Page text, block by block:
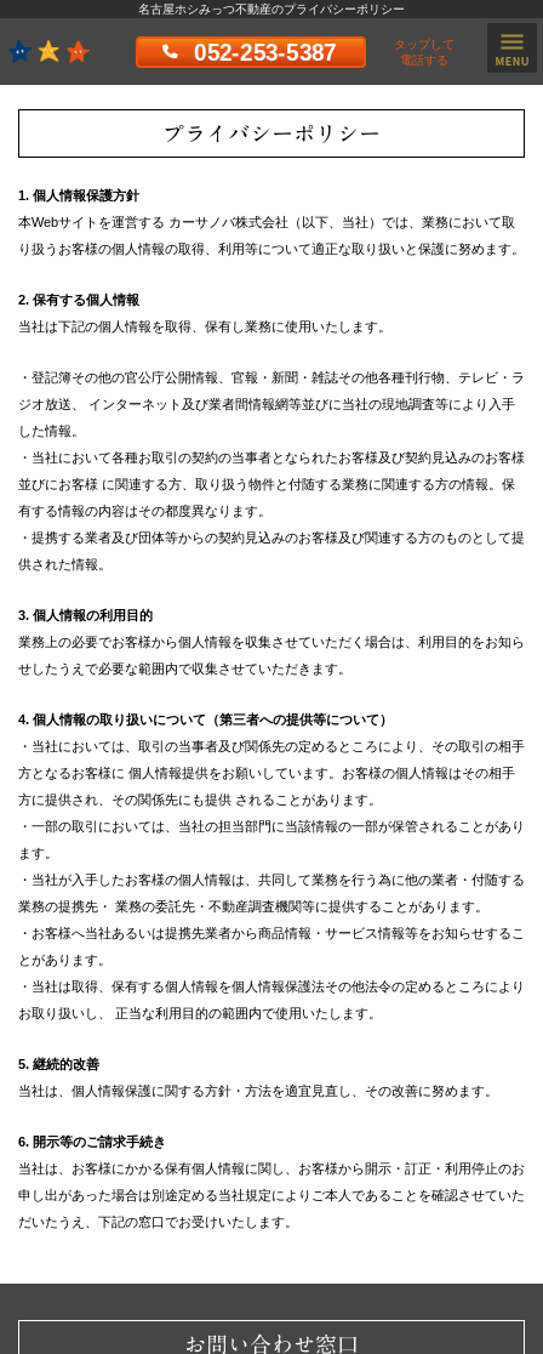
名古屋ホシみっつ不動産のプライバシーポリシー
052-253-5387
タップして
電話する
プライバシーポリシー
1. 個人情報保護方針
本Webサイトを運営する カーサノバ株式会社（以下、当社）では、業務において取
り扱うお客様の個人情報の取得、利用等について適正な取り扱いと保護に努めます。
2. 保有する個人情報
当社は下記の個人情報を取得、保有し業務に使用いたします。
・登記簿その他の官公庁公開情報、官報・新聞・雑誌その他各種刊行物、テレビ・ラ
ジオ放送、 インターネット及び業者間情報網等並びに当社の現地調査等により入手
した情報。
・当社において各種お取引の契約の当事者となられたお客様及び契約見込みのお客様
並びにお客様 に関連する方、取り扱う物件と付随する業務に関連する方の情報。保
有する情報の内容はその都度異なります。
・提携する業者及び団体等からの契約見込みのお客様及び関連する方のものとして提
供された情報。
3. 個人情報の利用目的
業務上の必要でお客様から個人情報を収集させていただく場合は、利用目的をお知ら
せしたうえで必要な範囲内で収集させていただきます。
4. 個人情報の取り扱いについて（第三者への提供等について）
・当社においては、取引の当事者及び関係先の定めるところにより、その取引の相手
方となるお客様に 個人情報提供をお願いしています。お客様の個人情報はその相手
方に提供され、その関係先にも提供 されることがあります。
・一部の取引においては、当社の担当部門に当該情報の一部が保管されることがあり
ます。
・当社が入手したお客様の個人情報は、共同して業務を行う為に他の業者・付随する
業務の提携先・ 業務の委託先・不動産調査機関等に提供することがあります。
・お客様へ当社あるいは提携先業者から商品情報・サービス情報等をお知らせするこ
とがあります。
・当社は取得、保有する個人情報を個人情報保護法その他法令の定めるところにより
お取り扱いし、 正当な利用目的の範囲内で使用いたします。
5. 継続的改善
当社は、個人情報保護に関する方針・方法を適宜見直し、その改善に努めます。
6. 開示等のご請求手続き
当社は、お客様にかかる保有個人情報に関し、お客様から開示・訂正・利用停止のお
申し出があった場合は別途定める当社規定によりご本人であることを確認させていた
だいたうえ、下記の窓口でお受けいたします。
お問い合わせ窓口